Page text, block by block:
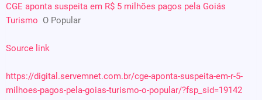
CGE aponta suspeita em R$ 5 milhões pagos pela Goiás
Turismo O Popular
Source link
https://digital.servemnet.com.br/cge-aponta-suspeita-em-r-5-
milhoes-pagos-pela-goias-turismo-o-popular/?fsp_sid=19142